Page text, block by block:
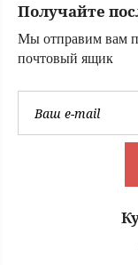
Получайте
Мы отправим вам
почтовый ящик